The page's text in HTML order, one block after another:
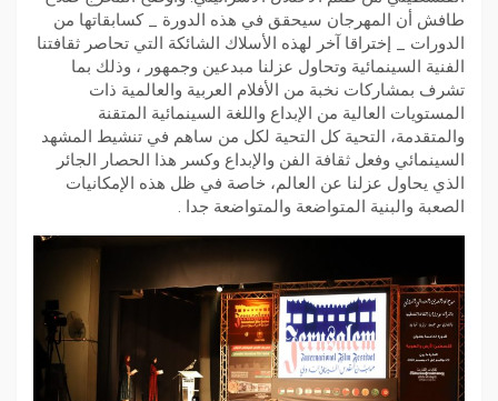
طافش أن المهرجان سيحقق في هذه الدورة _ كسابقاتها من
الدورات _ إختراقا آخر لهذه الأسلاك الشائكة التي تحاصر ثقافتنا
الفنية السينمائية وتحاول عزلنا مبدعين وجمهور ، وذلك بما
تشرف بمشاركات نخبة من الأفلام العربية والعالمية ذات
المستويات العالية من الإبداع واللغة السينمائية المتقنة
والمتقدمة، التحية كل التحية لكل من ساهم في تنشيط المشهد
السينمائي وفعل ثقافة الفن والإبداع وكسر هذا الحصار الجائر
الذي يحاول عزلنا عن العالم، خاصة في ظل هذه الإمكانيات
الصعبة والبنية المتواضعة والمتواضعة جدا .